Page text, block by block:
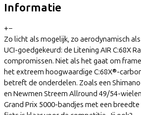
Informatie
+−
Zo licht als mogelijk, zo aerodynamisch
UCI-goedgekeurd: de Litening AIR C:68X
compromissen. Niet als het gaat om
het extreem hoogwaardige C:68X®-
betreft de onderdelen. Zoals een
en Newmen Streem Allround 49/54-
Grand Prix 5000-bandjes met een